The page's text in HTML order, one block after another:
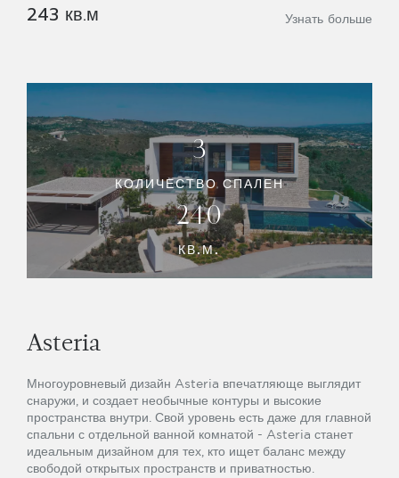
243 кв.м Узнать больше
3
КОЛИЧЕСТВО СПАЛЕН
240
КВ.М.
Asteria
Многоуровневый дизайн Asteria впечатляюще выглядит
снаружи, и создает необычные контуры и высокие
пространства внутри. Свой уровень есть даже для главной
спальни с отдельной ванной комнатой - Asteria станет
идеальным дизайном для тех, кто ищет баланс между
свободой открытых пространств и приватностью.